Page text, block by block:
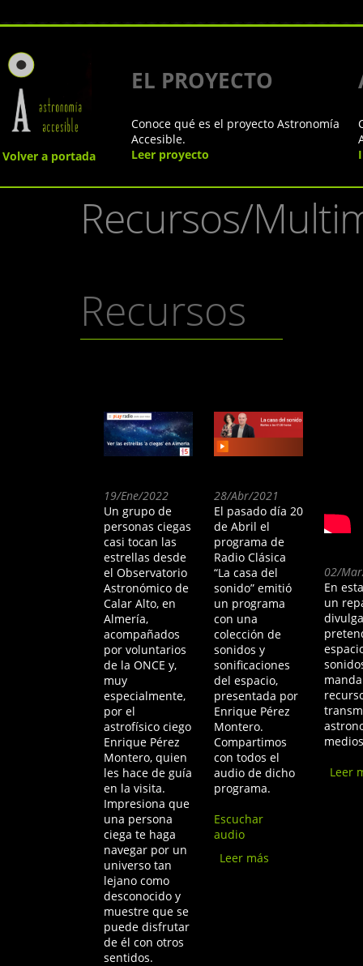
Volver a portada
EL PROYECTO
Conoce qué es el proyecto Astronomía
Accesible.
Leer proyecto
Recursos/
Recursos
19/Ene/2022
Un grupo de
personas ciegas
casi tocan las
estrellas desde
el Observatorio
Astronómico de
Calar Alto, en
Almería,
acompañados
por voluntarios
de la ONCE y,
muy
especialmente,
por el
astrofísico ciego
Enrique Pérez
Montero, quien
les hace de guía
en la visita.
Impresiona que
una persona
ciega te haga
navegar por un
universo tan
lejano como
desconocido y
muestre que se
puede disfrutar
de él con otros
sentidos.
28/Abr/2021
El pasado día 20
de Abril el
programa de
Radio Clásica
“La casa del
sonido” emitió
un programa
con una
colección de
sonidos y
sonificaciones
del espacio,
presentada por
Enrique Pérez
Montero.
Compartimos
con todos el
audio de dicho
programa.
Escuchar
audio
Leer más
02/
En
un
Leer